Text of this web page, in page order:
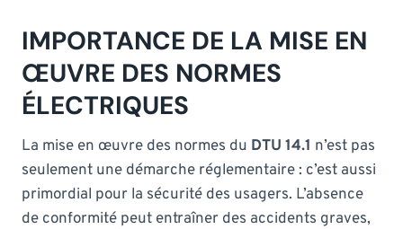
IMPORTANCE DE LA MISE EN
ŒUVRE DES NORMES
ÉLECTRIQUES
La mise en œuvre des normes du DTU 14.1 n’est pas
seulement une démarche réglementaire : c’est aussi
primordial pour la sécurité des usagers. L’absence
de conformité peut entraîner des accidents graves,